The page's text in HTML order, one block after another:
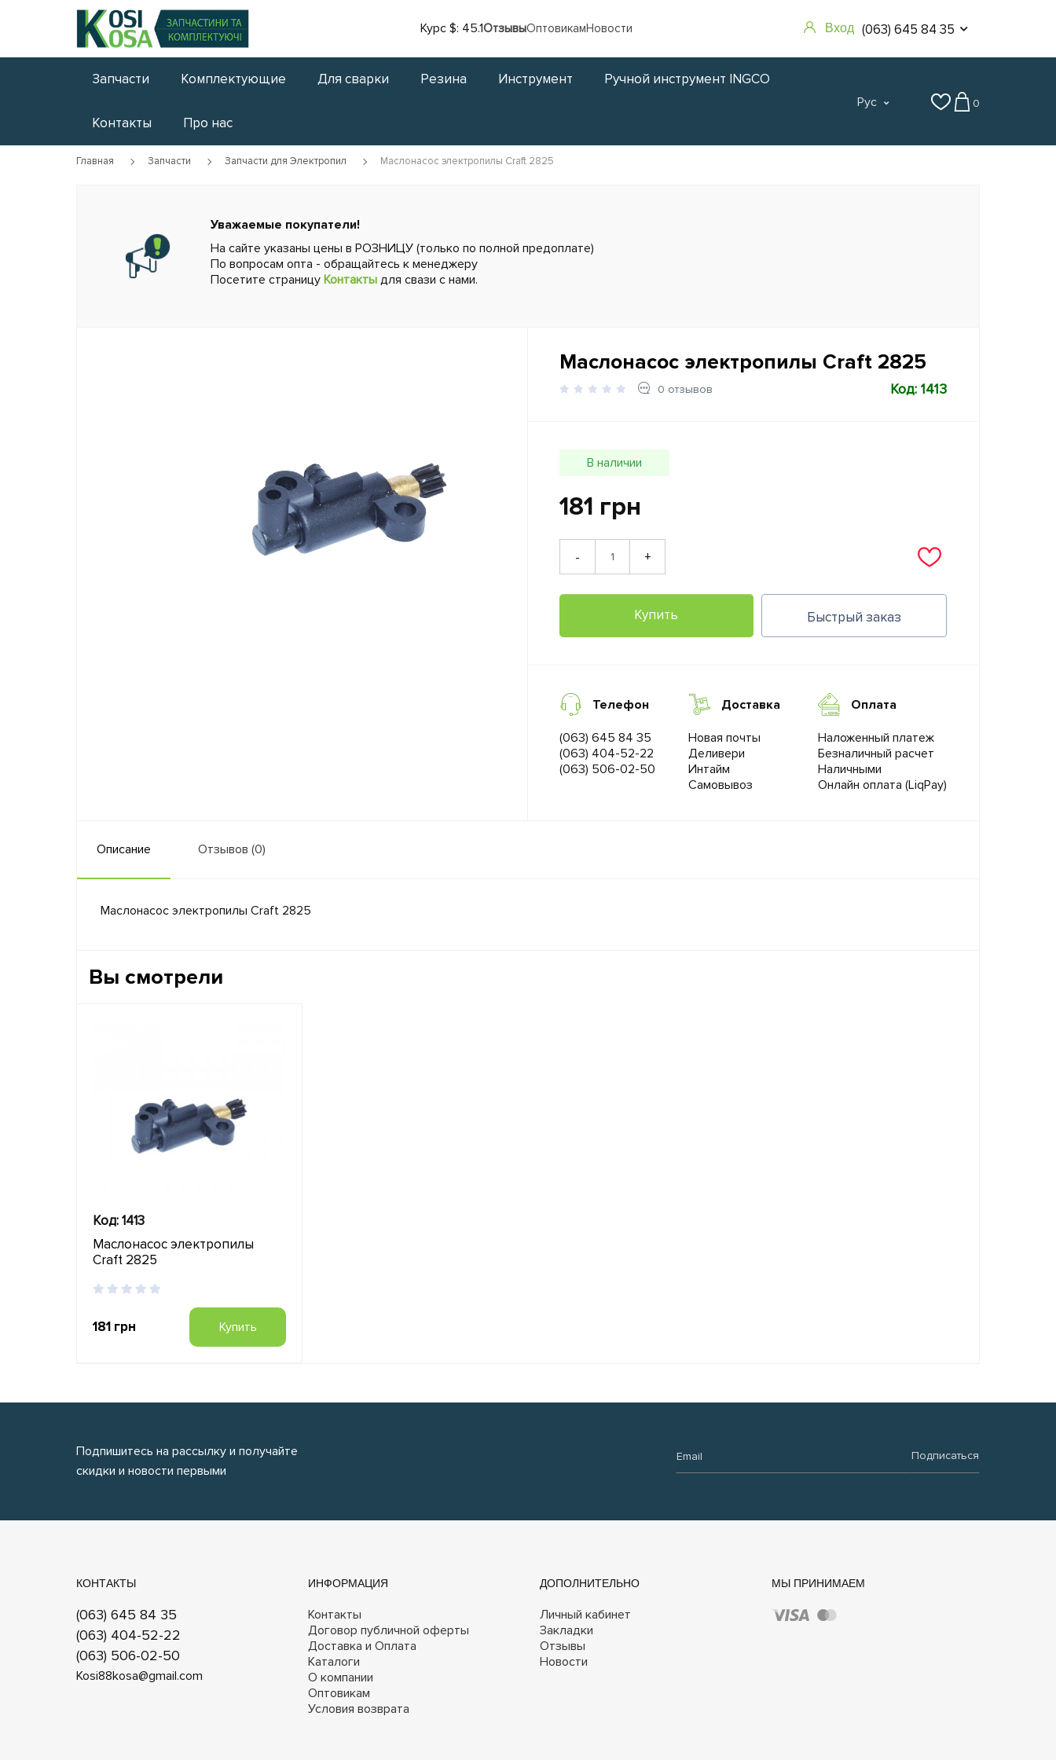
Курс $: 45.1ОтзывыОптовикамНовости Вход (063) 645 84 35
Запчасти Комплектующие Для сварки Резина Инструмент Ручной инструмент INGCO
Контакты Про нас
Рус 0
Главная Запчасти Запчасти для Электропил Маслонасос электропилы Craft 2825
Уважаемые покупатели!
На сайте указаны цены в РОЗНИЦУ (только по полной предоплате)
По вопросам опта - обращайтесь к менеджеру
Посетите страницу Контакты для свази с нами.
Маслонасос электропилы Craft 2825
0 отзывов Код: 1413
В наличии
181 грн
- +
Купить Быстрый заказ
Телефон
(063) 645 84 35
(063) 404-52-22
(063) 506-02-50
Доставка
Новая почты
Деливери
Интайм
Самовывоз
Оплата
Наложенный платеж
Безналичный расчет
Наличными
Онлайн оплата (LiqPay)
Описание Отзывов (0)
Маслонасос электропилы Craft 2825
Вы смотрели
Код: 1413
Маслонасос электропилы
Craft 2825
181 грн Купить
Подпишитесь на рассылку и получайте
скидки и новости первыми
Подписаться
КОНТАКТЫ
(063) 645 84 35
(063) 404-52-22
(063) 506-02-50
Kosi88kosa@gmail.com
ИНФОРМАЦИЯ
Контакты
Договор публичной оферты
Доставка и Оплата
Каталоги
О компании
Оптовикам
Условия возврата
ДОПОЛНИТЕЛЬНО
Личный кабинет
Закладки
Отзывы
Новости
МЫ ПРИНИМАЕМ